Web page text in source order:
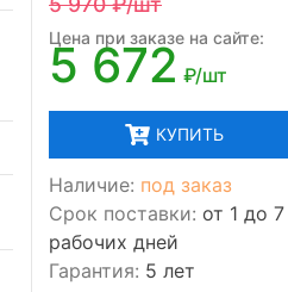
Цена при заказе на сайте:
5 672 ₽/шт
КУПИТЬ
Наличие: под заказ
Срок поставки: от 1 до 7
рабочих дней
Гарантия: 5 лет